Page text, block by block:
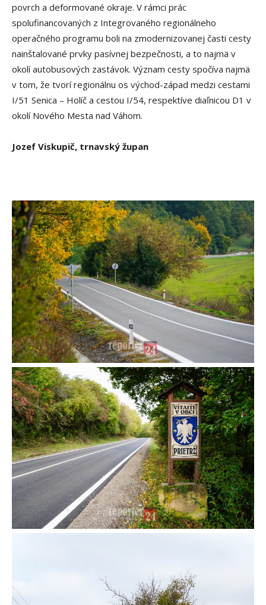
povrch a deformované okraje. V rámci prác
spolufinancovaných z Integrovaného regionálneho
operačného programu boli na zmodernizovanej časti cesty
nainštalované prvky pasívnej bezpečnosti, a to najmä v
okolí autobusových zastávok. Význam cesty spočíva najmä
v tom, že tvorí regionálnu os východ-západ medzi cestami
I/51 Senica – Holíč a cestou I/54, respektíve diaľnicou D1 v
okolí Nového Mesta nad Váhom.
Jozef Viskupič, trnavský župan